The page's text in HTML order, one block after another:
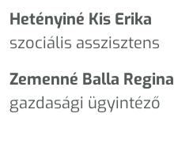
Hetényiné Kis Erika
szociális asszisztens
Zemenné Balla Regina
gazdasági ügyintéző